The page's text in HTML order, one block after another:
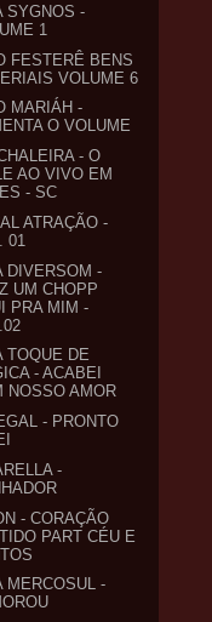
SYGNOS -
1
FESTERÊ BENS
VOLUME 6
MARIÁH -
O VOLUME
- O
AO VIVO EM
- SC
ATRAÇÃO -
01
DIVERSOM -
UM CHOPP
PRA MIM -
TOQUE DE
- ACABEI
NOSSO AMOR
- PRONTO
-
- CORAÇÃO
PART CÉU E
MERCOSUL -